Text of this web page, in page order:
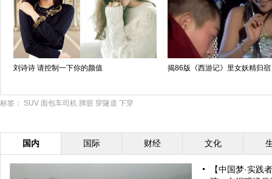
刘诗诗 请控制一下你的颜值 揭86版《西游记》里女妖精归
标签： SUV 面包车司机 脾脏 穿隧道 下穿
国内 国际 财经 文化
【中国梦·实践